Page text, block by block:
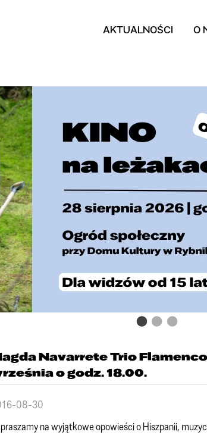
AKTUALNOŚCI O
Navarrete Trio
o godz. 18.00.
08-30
na wyjątkowe opowieści o Hiszpanii,